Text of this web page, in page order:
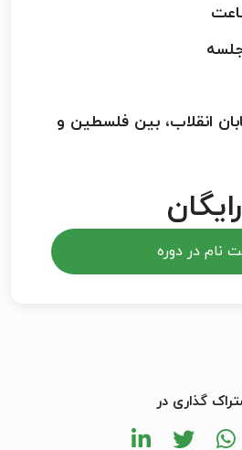
انقلاب، بین فلسطین و
رایگان
نام در دوره
گذاری در